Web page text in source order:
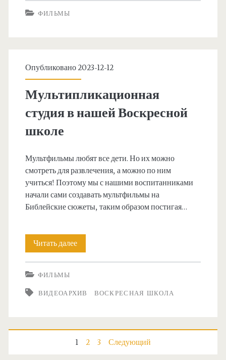
ФИЛЬМЫ
Опубликовано 2023-12-12
Мультипликационная
студия в нашей Воскресной
школе
Мультфильмы любят все дети. Но их можно
смотреть для развлечения, а можно по ним
учиться! Поэтому мы с нашими воспитанниками
начали сами создавать мультфильмы на
Библейские сюжеты, таким образом постигая…
Читать далееМультипликационная
студия
нашей
школе
ФИЛЬМЫ
ВИДЕОАРХИВ ВОСКРЕСНАЯ ШКОЛА
Пагинация
1 2 3 Следующий